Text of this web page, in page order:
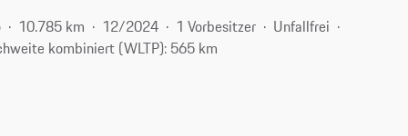
10.785 km 12/2024 1 Vorbesitzer
Unfallfrei
kombiniert (WLTP): 565 km